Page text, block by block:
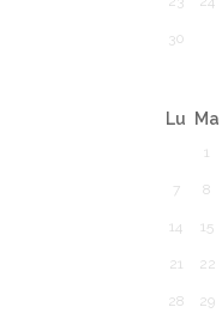
30
Lu Ma
1
7 8
14 15
21 22
28 29